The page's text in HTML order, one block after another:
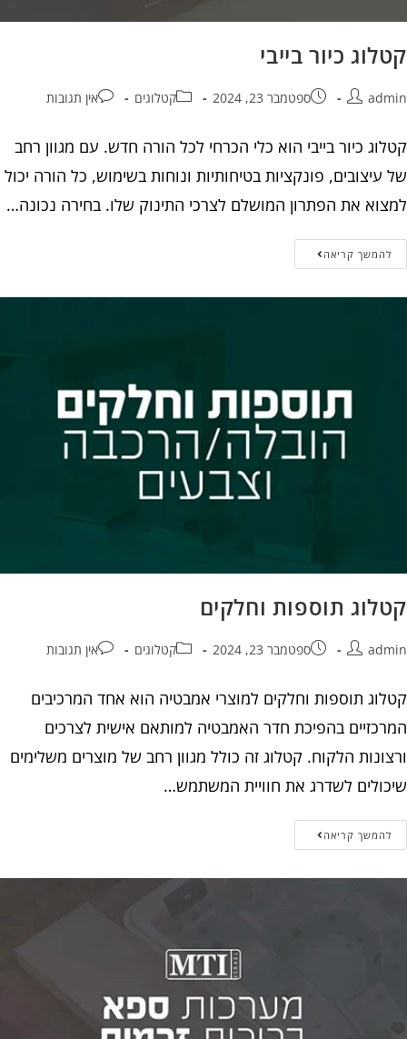
קטלוג כיור בייבי
admin ספטמבר 23, 2024 קטלוגים אין תגובות
קטלוג כיור בייבי הוא כלי הכרחי לכל הורה חדש. עם מגוון רחב
של עיצובים, פונקציות בטיחותיות ונוחות בשימוש, כל הורה יכול
למצוא את הפתרון המושלם לצרכי התינוק שלו. בחירה נכונה…
להמשך קריאה
קטלוג תוספות וחלקים
admin ספטמבר 23, 2024 קטלוגים אין תגובות
קטלוג תוספות וחלקים למוצרי אמבטיה הוא אחד המרכיבים
המרכזיים בהפיכת חדר האמבטיה למותאם אישית לצרכים
ורצונות הלקוח. קטלוג זה כולל מגוון רחב של מוצרים משלימים
שיכולים לשדרג את חוויית המשתמש…
להמשך קריאה